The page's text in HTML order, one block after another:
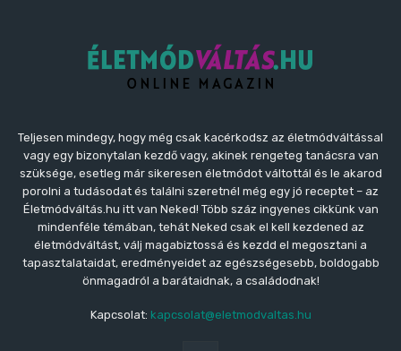
Teljesen mindegy, hogy még csak kacérkodsz az életmódváltással
vagy egy bizonytalan kezdő vagy, akinek rengeteg tanácsra van
szüksége, esetleg már sikeresen életmódot váltottál és le akarod
porolni a tudásodat és találni szeretnél még egy jó receptet – az
Életmódváltás.hu itt van Neked! Több száz ingyenes cikkünk van
mindenféle témában, tehát Neked csak el kell kezdened az
életmódváltást, válj magabiztossá és kezdd el megosztani a
tapasztalataidat, eredményeidet az egészségesebb, boldogabb
önmagadról a barátaidnak, a családodnak!
Kapcsolat: kapcsolat@eletmodvaltas.hu